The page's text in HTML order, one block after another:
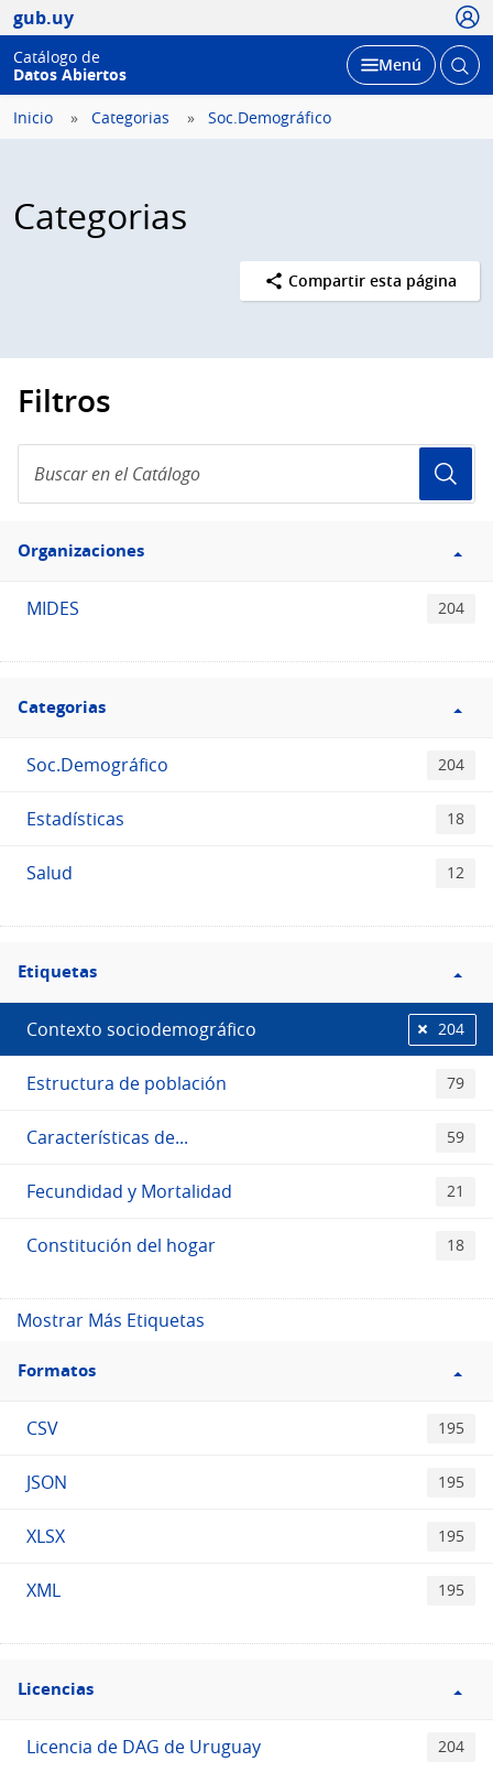
gub.uy
Catálogo de
Datos Abiertos
Desplegar
Menú Abrir
Inicio Categorias Soc.Demográfico
Categorias
Compartir esta página
Filtros
en
el
Filtro
Organizaciones
Organizaciones
MIDES 204
Filtro
Categorias
Categorias
Soc.Demográfico 204
Estadísticas 18
Salud 12
Filtro
Etiquetas
Etiquetas
Contexto sociodemográfico 204
Estructura de población 79
Características de... 59
Fecundidad y Mortalidad 21
Constitución del hogar 18
Mostrar Más Etiquetas
Filtro
Formatos
Formatos
CSV 195
JSON 195
XLSX 195
XML 195
Filtro
Licencias
Licencias
Licencia de DAG de Uruguay 204